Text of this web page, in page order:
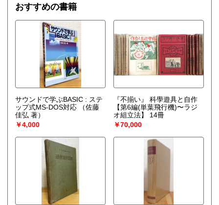
おすすめの書籍
サウンドで学ぶBASIC : ステ
ップ式MS-DOS対応
（佐藤
佳弘 著）
￥4,000
『不揃い』 科學遊具と自作
【第6編(単葉飛行機)〜ラジ
オ組立法】 14冊
￥70,000